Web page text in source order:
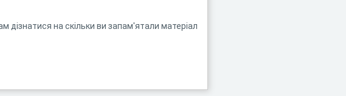
дізнатися на скільки ви запам'ятали матеріал